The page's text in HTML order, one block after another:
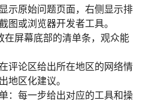
示原始问题页面，右侧显示排
图或浏览器开发者工具。
在屏幕底部的清单条，观众能
评论区给出所在地区的网络情
地区化建议。
：每一步给出对应的工具和操